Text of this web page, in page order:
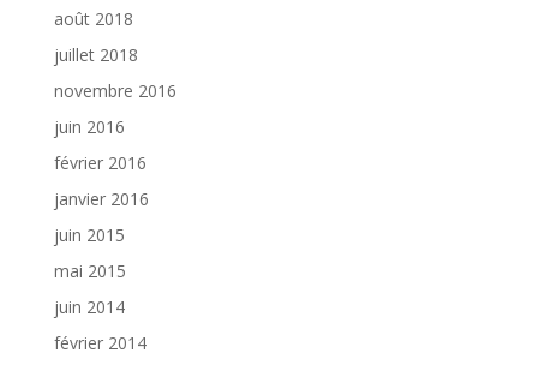
août 2018
juillet 2018
novembre 2016
juin 2016
février 2016
janvier 2016
juin 2015
mai 2015
juin 2014
février 2014